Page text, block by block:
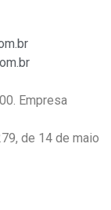
Empresa
de 14 de maio